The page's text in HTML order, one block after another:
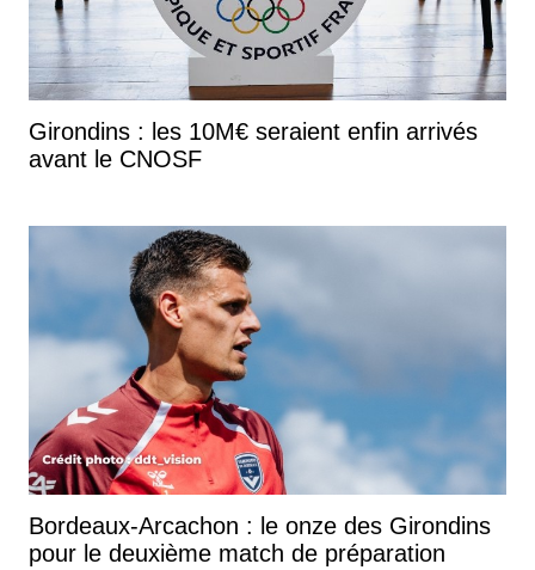
Girondins : les 10M€ seraient enfin arrivés
avant le CNOSF
Bordeaux-Arcachon : le onze des Girondins
pour le deuxième match de préparation